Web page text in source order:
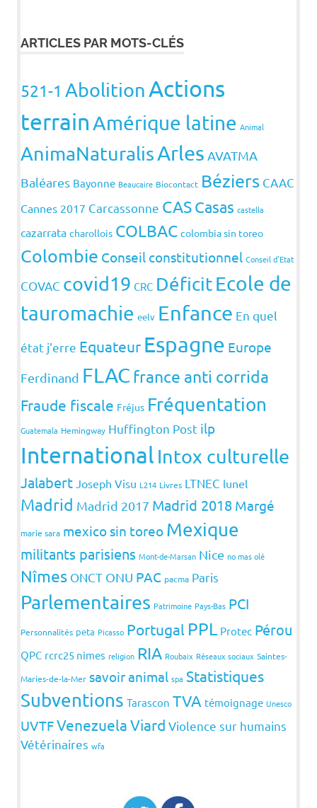
ARTICLES PAR MOTS-CLÉS
521-1 Abolition Actions
terrain Amérique latine Animal
AnimaNaturalisArles AVATMA
Baléares Bayonne Beaucaire Biocontact Béziers CAAC
Cannes 2017 Carcassonne CASCasas castella
cazarrata charollois COLBAC colombia sin toreo
Colombie Conseil constitutionnel Conseil d'Etat
COVAC covid19 CRC DéficitEcole de
tauromachie eelv Enfance En quel
état j'erre Equateur Espagne Europe
Ferdinand FLAC france anti corrida
Fraude fiscale Fréjus Fréquentation
Guatemala Hemingway Huffington Post ilp
International Intox culturelle
Jalabert Joseph Visu L214 Livres LTNEC lunel
Madrid Madrid 2017 Madrid 2018 Margé
marie sara mexico sin toreo Mexique
militants parisiens Mont-de-Marsan Nice no mas olé
Nîmes ONCT ONU PAC pacma Paris
Parlementaires Patrimoine Pays-Bas PCI
Personnalités peta Picasso Portugal PPL Protec Pérou
QPC rcrc25 nimes religion RIA Roubaix Réseaux sociaux Saintes-
Maries-de-la-Mer savoir animal spa Statistiques
Subventions Tarascon TVA témoignage Unesco
UVTFVenezuelaViard Violence sur humains
Vétérinaires wfa